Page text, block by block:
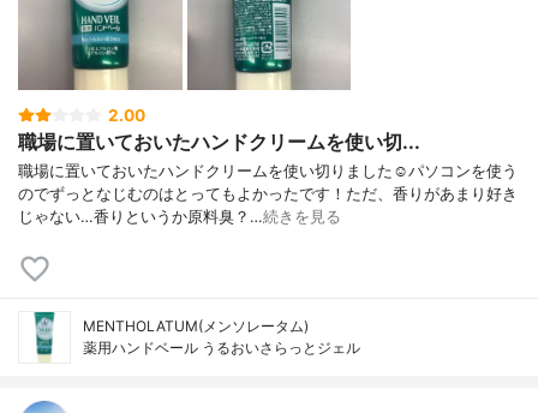
2.00
職場に置いておいたハンドクリームを使い切...
職場に置いておいたハンドクリームを使い切りました☺️パソコンを使う
のでずっとなじむのはとってもよかったです！ただ、香りがあまり好き
じゃない…香りというか原料臭？…続きを見る
MENTHOLATUM(メンソレータム)
薬用ハンドベール うるおいさらっとジェル